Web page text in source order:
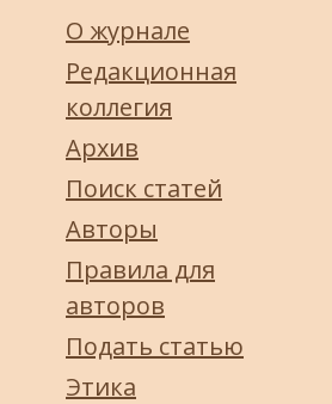
О журнале
Редакционная
коллегия
Архив
Поиск статей
Авторы
Правила для
авторов
Подать статью
Этика